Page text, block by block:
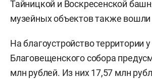
Тайницкой и Воскресенской
музейных объектов также вошли
На благоустройство территории у
Благовещенского собора
млн рублей. Из них 17,57 млн